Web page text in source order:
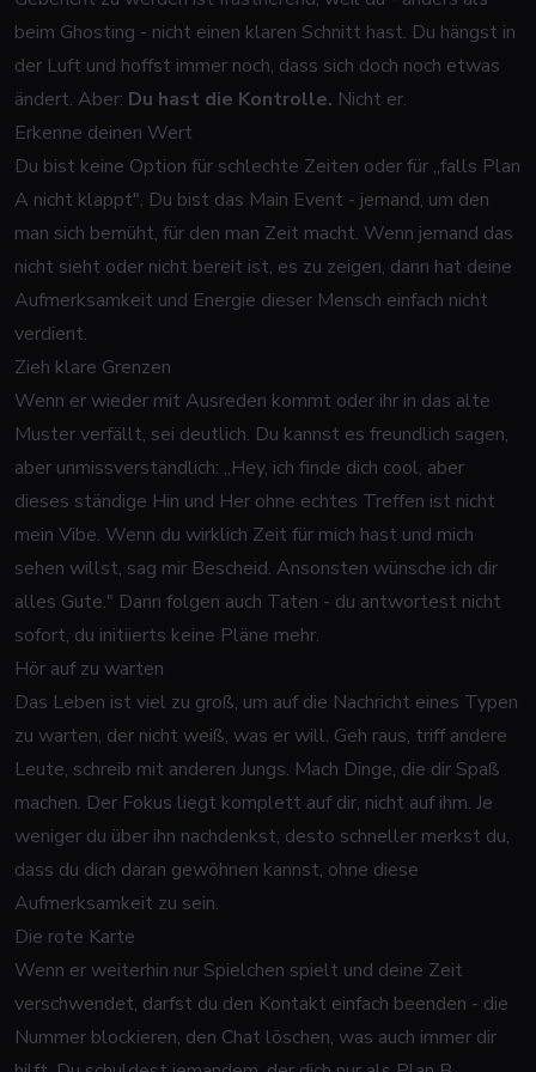
beim Ghosting - nicht einen klaren Schnitt hast. Du hängst in
der Luft und hoffst immer noch, dass sich doch noch etwas
ändert. Aber: Du hast die Kontrolle. Nicht er.
Erkenne deinen Wert
Du bist keine Option für schlechte Zeiten oder für „falls Plan
A nicht klappt". Du bist das Main Event - jemand, um den
man sich bemüht, für den man Zeit macht. Wenn jemand das
nicht sieht oder nicht bereit ist, es zu zeigen, dann hat deine
Aufmerksamkeit und Energie dieser Mensch einfach nicht
verdient.
Zieh klare Grenzen
Wenn er wieder mit Ausreden kommt oder ihr in das alte
Muster verfällt, sei deutlich. Du kannst es freundlich sagen,
aber unmissverständlich: „Hey, ich finde dich cool, aber
dieses ständige Hin und Her ohne echtes Treffen ist nicht
mein Vibe. Wenn du wirklich Zeit für mich hast und mich
sehen willst, sag mir Bescheid. Ansonsten wünsche ich dir
alles Gute." Dann folgen auch Taten - du antwortest nicht
sofort, du initiierts keine Pläne mehr.
Hör auf zu warten
Das Leben ist viel zu groß, um auf die Nachricht eines Typen
zu warten, der nicht weiß, was er will. Geh raus, triff andere
Leute, schreib mit anderen Jungs. Mach Dinge, die dir Spaß
machen. Der Fokus liegt komplett auf dir, nicht auf ihm. Je
weniger du über ihn nachdenkst, desto schneller merkst du,
dass du dich daran gewöhnen kannst, ohne diese
Aufmerksamkeit zu sein.
Die rote Karte
Wenn er weiterhin nur Spielchen spielt und deine Zeit
verschwendet, darfst du den Kontakt einfach beenden - die
Nummer blockieren, den Chat löschen, was auch immer dir